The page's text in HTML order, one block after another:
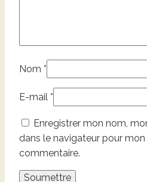
Nom *
E-mail *
Enregistrer mon nom,
dans le navigateur pour
commentaire.